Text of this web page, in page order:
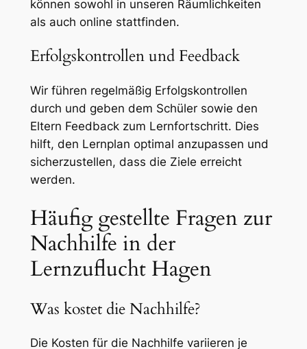
können sowohl in unseren Räumlichkeiten
als auch online stattfinden.
Erfolgskontrollen und Feedback
Wir führen regelmäßig Erfolgskontrollen
durch und geben dem Schüler sowie den
Eltern Feedback zum Lernfortschritt. Dies
hilft, den Lernplan optimal anzupassen und
sicherzustellen, dass die Ziele erreicht
werden.
Häufig gestellte Fragen zur
Nachhilfe in der
Lernzuflucht Hagen
Was kostet die Nachhilfe?
Die Kosten für die Nachhilfe variieren je